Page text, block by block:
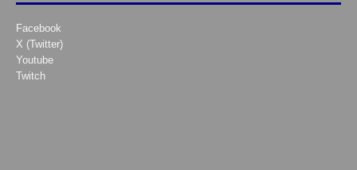
Facebook
X (Twitter)
Youtube
Twitch